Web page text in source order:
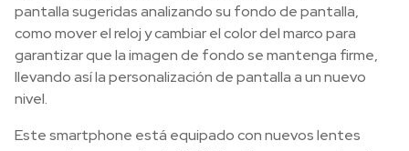
pantalla sugeridas analizando su fondo de pantalla,
como mover el reloj y cambiar el color del marco para
garantizar que la imagen de fondo se mantenga firme,
llevando así la personalización de pantalla a un nuevo
nivel.
Este smartphone está equipado con nuevos lentes